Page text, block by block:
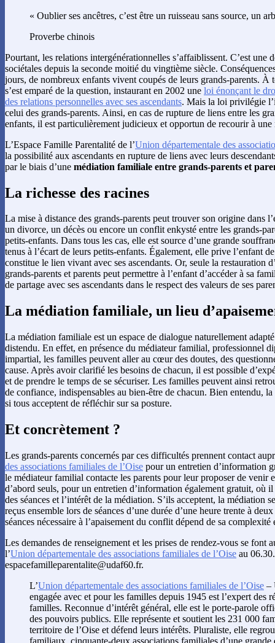
« Oublier ses ancêtres, c’est être un ruisseau sans source, un
Proverbe chinois
Pourtant, les relations intergénérationnelles s’affaiblissent. C’est une
sociétales depuis la seconde moitié du vingtième siècle.
jours, de nombreux enfants vivent coupés de leurs grands-parents. À
s’est emparé de la question, instaurant en 2002 une loi énonçant le
des relations personnelles avec ses ascendants. Mais la loi privilégie
celui des grands-parents. Ainsi, en cas de rupture de liens entre les
enfants, il est particulièrement judicieux et opportun de recourir à
L’Espace Famille Parentalité de l’Union départementale des
la possibilité aux ascendants en rupture de liens avec leurs
par le biais d’une médiation familiale entre grands-parents et
La richesse des racines
La mise à distance des grands-parents peut trouver son origine dans
un divorce, un décès ou encore un conflit enkysté entre les grands-
petits-enfants. Dans tous les cas, elle est source d’une grande
tenus à l’écart de leurs petits-enfants. Également, elle prive l’enfant
constitue le lien vivant avec ses ascendants. Or, seule la restauration
grands-parents et parents peut permettre à l’enfant d’accéder à sa
de partage avec ses ascendants dans le respect des valeurs de ses
La médiation familiale, un lieu
La médiation familiale est un espace de dialogue naturellement
distendu. En effet, en présence du médiateur familial, professionnel
impartial, les familles peuvent aller au cœur des doutes, des
cause. Après avoir clarifié les besoins de chacun, il est possible
et de prendre le temps de se sécuriser. Les familles peuvent ainsi
de confiance, indispensables au bien-être de chacun. Bien entendu,
si tous acceptent de réfléchir sur sa posture.
Et concrètement ?
Les grands-parents concernés par ces difficultés prennent contact
des associations familiales de l’Oise pour un entretien d’information
le médiateur familial contacte les parents pour leur proposer de venir
d’abord seuls, pour un entretien d’information également gratuit, où
des séances et l’intérêt de la médiation. S’ils acceptent, la médiation
reçus ensemble lors de séances d’une durée d’une heure trente à
séances nécessaire à l’apaisement du conflit dépend de sa complexité
Les demandes de renseignement et les prises de rendez-vous se font
l’Union départementale des associations familiales de l’Oise au
espacefamilleparentalite@udaf60.fr.
L’Union départementale des associations familiales de l’Oise –
engagée avec et pour les familles depuis 1945 est l’expert des
familles. Reconnue d’intérêt général, elle est le porte-parole
des pouvoirs publics. Elle représente et soutient les 231 000
territoire de l’Oise et défend leurs intérêts. Pluraliste, elle
familiaux, cinquante-deux associations familiales d’une grande